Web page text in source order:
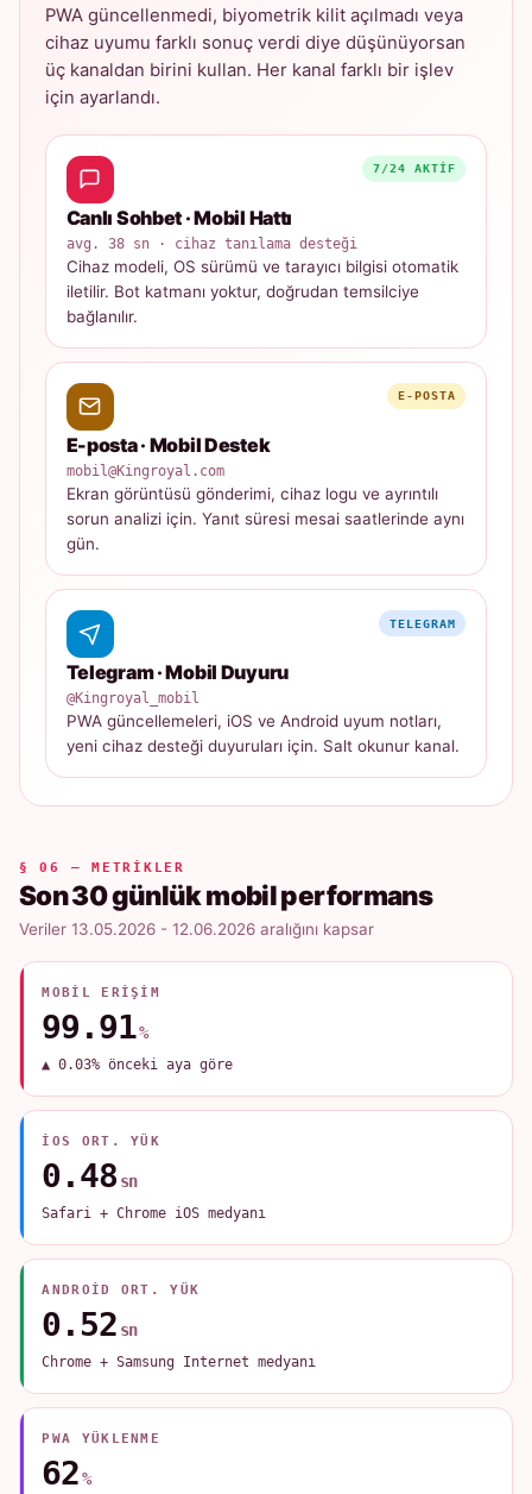
PWA güncellenmedi, biyometrik kilit açılmadı veya
cihaz uyumu farklı sonuç verdi diye düşünüyorsan
üç kanaldan birini kullan. Her kanal farklı bir işlev
için ayarlandı.
7/24 AKTIF
Canlı Sohbet · Mobil Hattı
avg. 38 sn · cihaz tanılama desteği
Cihaz modeli, OS sürümü ve tarayıcı bilgisi otomatik
iletilir. Bot katmanı yoktur, doğrudan temsilciye
bağlanılır.
E-POSTA
E-posta · Mobil Destek
mobil@Kingroyal.com
Ekran görüntüsü gönderimi, cihaz logu ve ayrıntılı
sorun analizi için. Yanıt süresi mesai saatlerinde aynı
gün.
TELEGRAM
Telegram · Mobil Duyuru
@Kingroyal_mobil
PWA güncellemeleri, iOS ve Android uyum notları,
yeni cihaz desteği duyuruları için. Salt okunur kanal.
§ 06 — METRIKLER
Son 30 günlük mobil performans
Veriler 13.05.2026 - 12.06.2026 aralığını kapsar
MOBIL ERIŞIM
99.91%
▲ 0.03% önceki aya göre
IOS ORT. YÜK
0.48 sn
Safari + Chrome iOS medyanı
ANDROID ORT. YÜK
0.52 sn
Chrome + Samsung Internet medyanı
PWA YÜKLENME
62%